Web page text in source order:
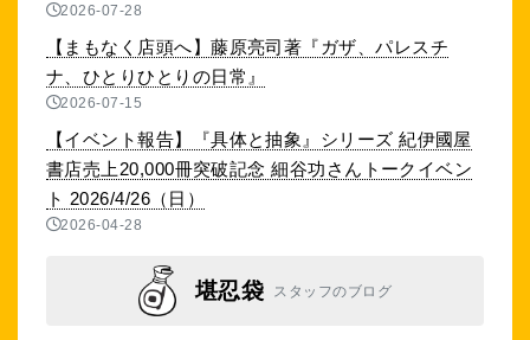
2026-07-28
【まもなく店頭へ】藤原亮司著『ガザ、パレスチ
ナ、ひとりひとりの日常』
2026-07-15
【イベント報告】『具体と抽象』シリーズ 紀伊國屋
書店売上20,000冊突破記念 細谷功さんトークイベン
ト 2026/4/26（日）
2026-04-28
堪忍袋 スタッフのブログ